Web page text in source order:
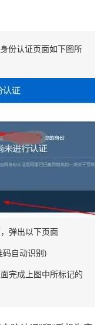
份认证页面如下图所
弹出以下页面
自动识别)
完成上图中所标记的